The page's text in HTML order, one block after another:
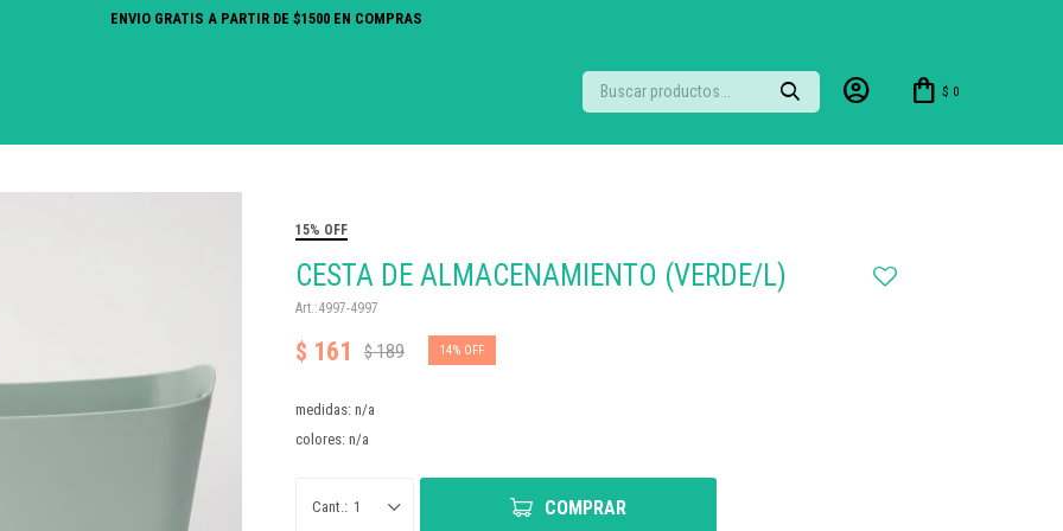
ENVIO GRATIS A PARTIR DE $1500 EN COMPRAS
$ 0
15% OFF
CESTA DE ALMACENAMIENTO (VERDE/L)
4997-4997
$ 161 $189 14
medidas: n/a
colores: n/a
1 COMPRAR